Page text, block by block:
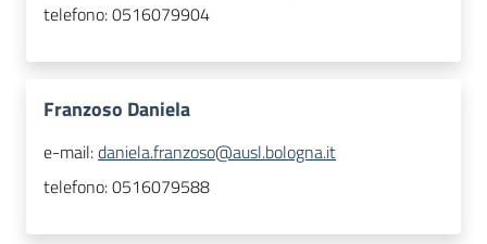
telefono:0516079904
Franzoso Daniela
e-mail:daniela.franzoso@ausl.bologna.it
telefono:0516079588